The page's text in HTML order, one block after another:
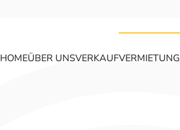
HOMEÜBER UNSVERKAUFVERMIETUNG